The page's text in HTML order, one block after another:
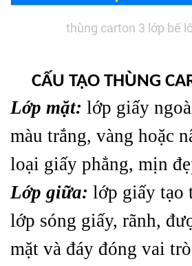
thùng carton 3 lớp bế
CẤU TẠO THÙNG
Lớp mặt: lớp giấy
màu trắng, vàng hoặc
loại giấy phẳng, mịn
Lớp giữa: lớp giấy tạo
lớp sóng giấy, rãnh,
mặt và đáy đóng vai